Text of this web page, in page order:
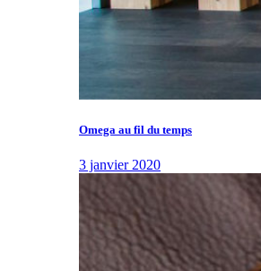
Omega au fil du temps
3 janvier 2020